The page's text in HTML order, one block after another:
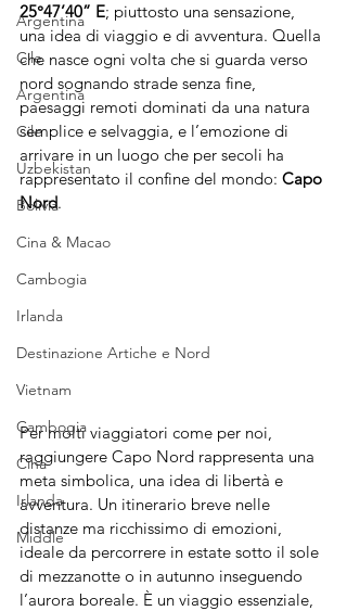
Argentina
Cile
Argentina
Cile
Uzbekistan
Bolivia
Cina & Macao
Cambogia
Irlanda
Destinazione Artiche e Nord
Vietnam
Cambogia
Cina
Irlanda
Middle
25°47’40” E; piuttosto una sensazione,
una idea di viaggio e di avventura. Quella
che nasce ogni volta che si guarda verso
nord sognando strade senza fine,
paesaggi remoti dominati da una natura
semplice e selvaggia, e l’emozione di
arrivare in un luogo che per secoli ha
rappresentato il confine del mondo: Capo
Nord.
Per molti viaggiatori come per noi,
raggiungere Capo Nord rappresenta una
meta simbolica, una idea di libertà e
avventura. Un itinerario breve nelle
distanze ma ricchissimo di emozioni,
ideale da percorrere in estate sotto il sole
di mezzanotte o in autunno inseguendo
l’aurora boreale. È un viaggio essenziale,